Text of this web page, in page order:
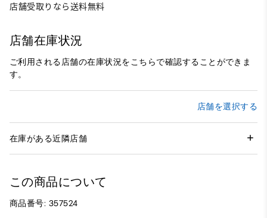
店舗受取りなら送料無料
店舗在庫状況
ご利用される店舗の在庫状況をこちらで確認することができま
す。
店舗を選択する
在庫がある近隣店舗
この商品について
商品番号: 357524